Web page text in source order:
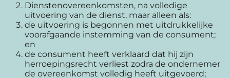
Dienstenovereenkomsten, na volledige
uitvoering van de dienst, maar alleen als:
de uitvoering is begonnen met uitdrukkelijke
voorafgaande instemming van de consument;
en
de consument heeft verklaard dat hij zijn
herroepingsrecht verliest zodra de ondernemer
de overeenkomst volledig heeft uitgevoerd;